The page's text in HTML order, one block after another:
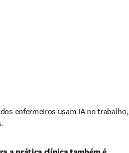
enfermeiros usam IA no trabalho,